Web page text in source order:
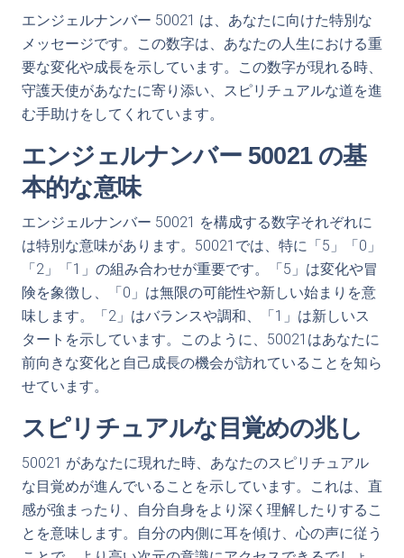
エンジェルナンバー 50021 は、あなたに向けた特別な
メッセージです。この数字は、あなたの人生における重
要な変化や成長を示しています。この数字が現れる時、
守護天使があなたに寄り添い、スピリチュアルな道を進
む手助けをしてくれています。
エンジェルナンバー 50021 の基
本的な意味
エンジェルナンバー 50021 を構成する数字それぞれに
は特別な意味があります。50021では、特に「5」「0」
「2」「1」の組み合わせが重要です。「5」は変化や冒
険を象徴し、「0」は無限の可能性や新しい始まりを意
味します。「2」はバランスや調和、「1」は新しいス
タートを示しています。このように、50021はあなたに
前向きな変化と自己成長の機会が訪れていることを知ら
せています。
スピリチュアルな目覚めの兆し
50021 があなたに現れた時、あなたのスピリチュアル
な目覚めが進んでいることを示しています。これは、直
感が強まったり、自分自身をより深く理解したりするこ
とを意味します。自分の内側に耳を傾け、心の声に従う